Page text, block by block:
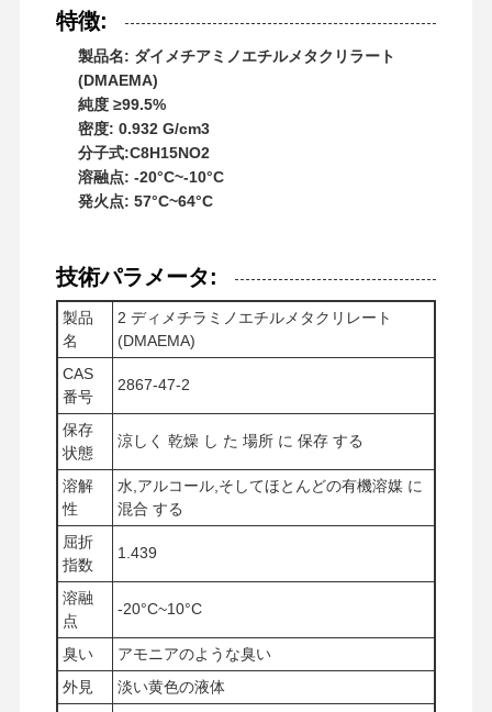
ホーム 製品
特徴:
製品名: ダイメチアミノエチルメタクリラート
(DMAEMA)
純度 ≥99.5%
密度: 0.932 G/cm3
分子式:C8H15NO2
溶融点: -20°C~-10°C
発火点: 57°C~64°C
技術パラメータ:
製品
名
2 ディメチラミノエチルメタクリレート
(DMAEMA)
CAS
番号
2867-47-2
保存
状態
涼しく 乾燥 し た 場所 に 保存 する
溶解
性
水,アルコール,そしてほとんどの有機溶媒 に
混合 する
屈折
指数
1.439
溶融
点
-20°C~10°C
臭い
アモニアのような臭い
外見
淡い黄色の液体